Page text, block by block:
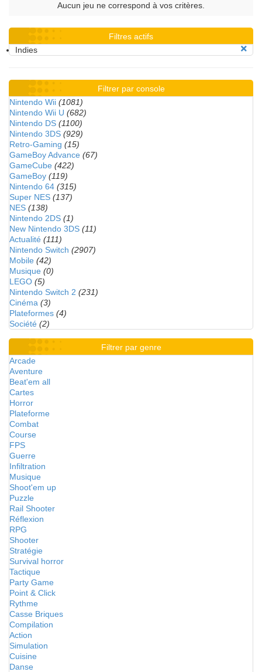
Aucun jeu ne correspond à vos critères.
Filtres actifs
Indies
Filtrer par console
Nintendo Wii (1081)
Nintendo Wii U (682)
Nintendo DS (1100)
Nintendo 3DS (929)
Retro-Gaming (15)
GameBoy Advance (67)
GameCube (422)
GameBoy (119)
Nintendo 64 (315)
Super NES (137)
NES (138)
Nintendo 2DS (1)
New Nintendo 3DS (11)
Actualité (111)
Nintendo Switch (2907)
Mobile (42)
Musique (0)
LEGO (5)
Nintendo Switch 2 (231)
Cinéma (3)
Plateformes (4)
Société (2)
Filtrer par genre
Arcade
Aventure
Beat'em all
Cartes
Horror
Plateforme
Combat
Course
FPS
Guerre
Infiltration
Musique
Shoot'em up
Puzzle
Rail Shooter
Réflexion
RPG
Shooter
Stratégie
Survival horror
Tactique
Party Game
Point & Click
Rythme
Casse Briques
Compilation
Action
Simulation
Cuisine
Danse